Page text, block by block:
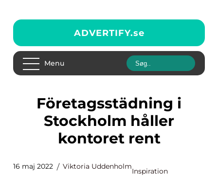
ADVERTIFY.se
Menu
Företagsstädning i
Stockholm håller
kontoret rent
16 maj 2022 Viktoria Uddenholm
Inspiration